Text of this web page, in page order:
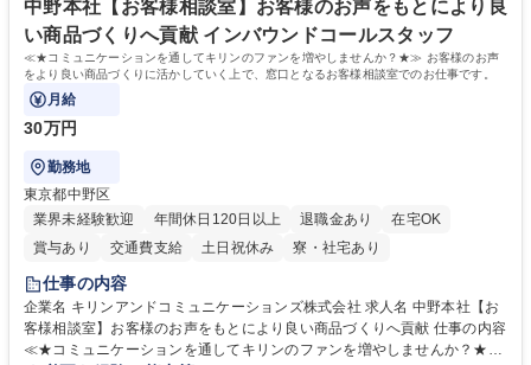
専修学校 高校 語学力： 資格：
中野本社【お客様相談室】お客様のお声をもとにより良
い商品づくりへ貢献 インバウンドコールスタッフ
≪★コミュニケーションを通してキリンのファンを増やしませんか？★≫ お客様のお声
をより良い商品づくりに活かしていく上で、窓口となるお客様相談室でのお仕事です。
月給
30万円
勤務地
東京都中野区
業界未経験歓迎
年間休日120日以上 退職金あり
在宅OK
賞与あり
交通費支給 土日祝休み 寮・社宅あり
仕事の内容
企業名 キリンアンドコミュニケーションズ株式会社 求人名 中野本社【お
客様相談室】お客様のお声をもとにより良い商品づくりへ貢献 仕事の内容
≪★コミュニケーションを通してキリンのファンを増やしませんか？★≫